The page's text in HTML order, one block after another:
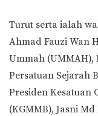
Turut serta ialah
Ahmad Fauzi Wan
Ummah
Persatuan Sejarah
Presiden Kesatuan
(KGMMB), Jasni